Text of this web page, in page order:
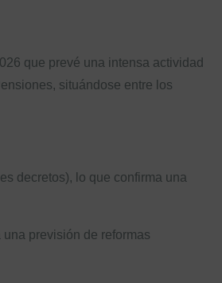
que prevé una intensa actividad
situándose entre los
decretos), lo que confirma una
previsión de reformas